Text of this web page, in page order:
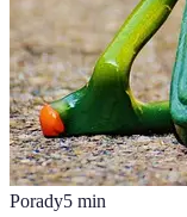
Porady5 min